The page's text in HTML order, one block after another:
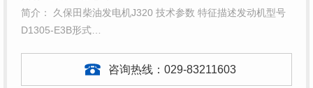
简介： 久保田柴油发电机J320 技术参数 特征描述发动机型号
D1305-E3B形式…
咨询热线： 029-83211603